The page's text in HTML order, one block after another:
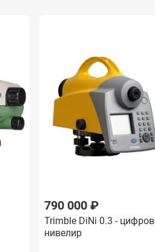
790 000 ₽
Trimble DiNi 0.3 -
нивелир